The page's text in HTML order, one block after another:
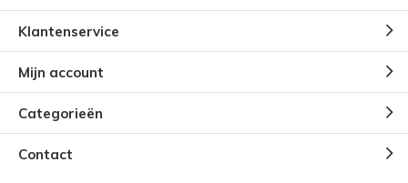
Klantenservice
Mijn account
Categorieën
Contact